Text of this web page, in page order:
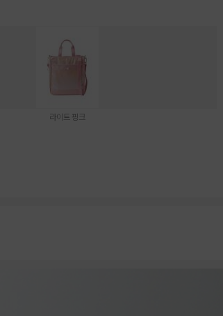
라이트 핑크